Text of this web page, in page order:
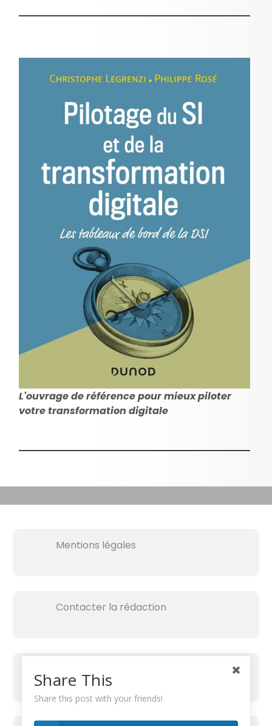
L'ouvrage de référence pour mieux piloter
votre transformation digitale
Mentions légales
Contacter la rédaction
Share This
Share this post with your friends!